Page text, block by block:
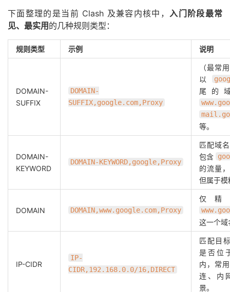
下面整理的是当前 Clash 及兼容内核中，入门阶段最常
见、最实用 的几种规则类型：
规则类型 示例 说明
DOMAIN-
SUFFIX
DOMAIN-
SUFFIX,google.com,Proxy
（最常
以
尾的
等。
DOMAIN-
KEYWORD
DOMAIN-KEYWORD,google,Proxy
匹配域
包含
的流量
但属于模
DOMAIN DOMAIN,www.google.com,Proxy
仅精
这一个域
IP-CIDR
IP-
CIDR,192.168.0.0/16,DIRECT
匹配目
是否位
内，常
连、内
景。